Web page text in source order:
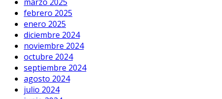
febrero 2025
enero 2025
diciembre 2024
noviembre 2024
octubre 2024
septiembre 2024
agosto 2024
julio 2024